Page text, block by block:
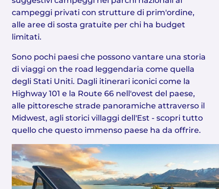
campeggi privati con strutture di prim'ordine,
alle aree di sosta gratuite per chi ha budget
limitati.
Sono pochi paesi che possono vantare una storia
di viaggi on the road leggendaria come quella
degli Stati Uniti. Dagli itinerari iconici come la
Highway 101 e la Route 66 nell'ovest del paese,
alle pittoresche strade panoramiche attraverso il
Midwest, agli storici villaggi dell'Est - scopri tutto
quello che questo immenso paese ha da offrire.